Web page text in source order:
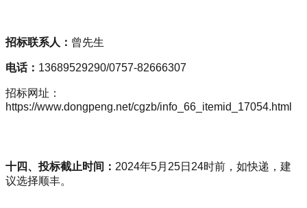
招标联系人： 曾先生
电话： 13689529290/0757-82666307
招标网址：
https://www.dongpeng.net/cgzb/info_66_itemid_17054.html
十四、投标截止时间： 2024年5月25日24时前，如快递，建
议选择顺丰。